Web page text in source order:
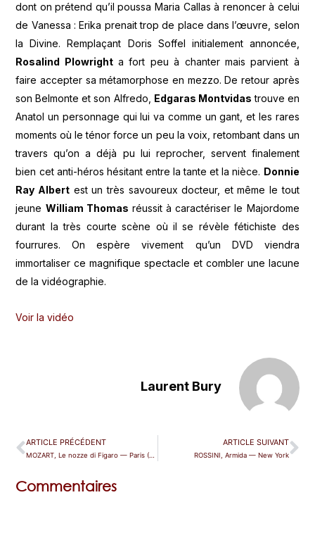
dont on prétend qu’il poussa Maria Callas à renoncer à celui
de Vanessa : Erika prenait trop de place dans l’œuvre, selon
la Divine. Remplaçant Doris Soffel initialement annoncée,
Rosalind Plowrighta fort peu à chanter mais parvient à
faire accepter sa métamorphose en mezzo. De retour après
son Belmonte et son Alfredo, Edgaras Montvidas trouve en
Anatol un personnage qui lui va comme un gant, et les rares
moments où le ténor force un peu la voix, retombant dans un
travers qu’on a déjà pu lui reprocher, servent finalement
bien cet anti-héros hésitant entre la tante et la nièce. Donnie
Ray Albert est un très savoureux docteur, et même le tout
jeune William Thomas réussit à caractériser le Majordome
durant la très courte scène où il se révèle fétichiste des
fourrures. On espère vivement qu’un DVD viendra
immortaliser ce magnifique spectacle et combler une lacune
de la vidéographie.
Voir la vidéo
Laurent Bury
ARTICLE PRÉCÉDENT
MOZART, Le nozze di Figaro — Paris (TCE)
ARTICLE SUIVANT
ROSSINI, Armida — New York
Commentaires